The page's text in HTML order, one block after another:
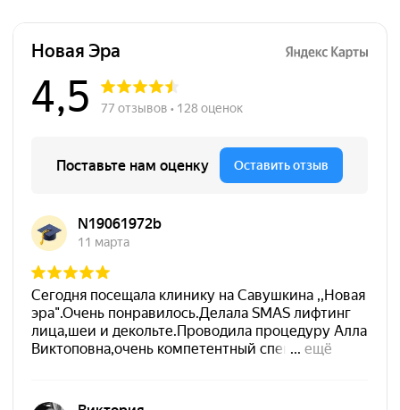
— Яндекс Карты
Новая эра на карте Санкт‑Петербурга —